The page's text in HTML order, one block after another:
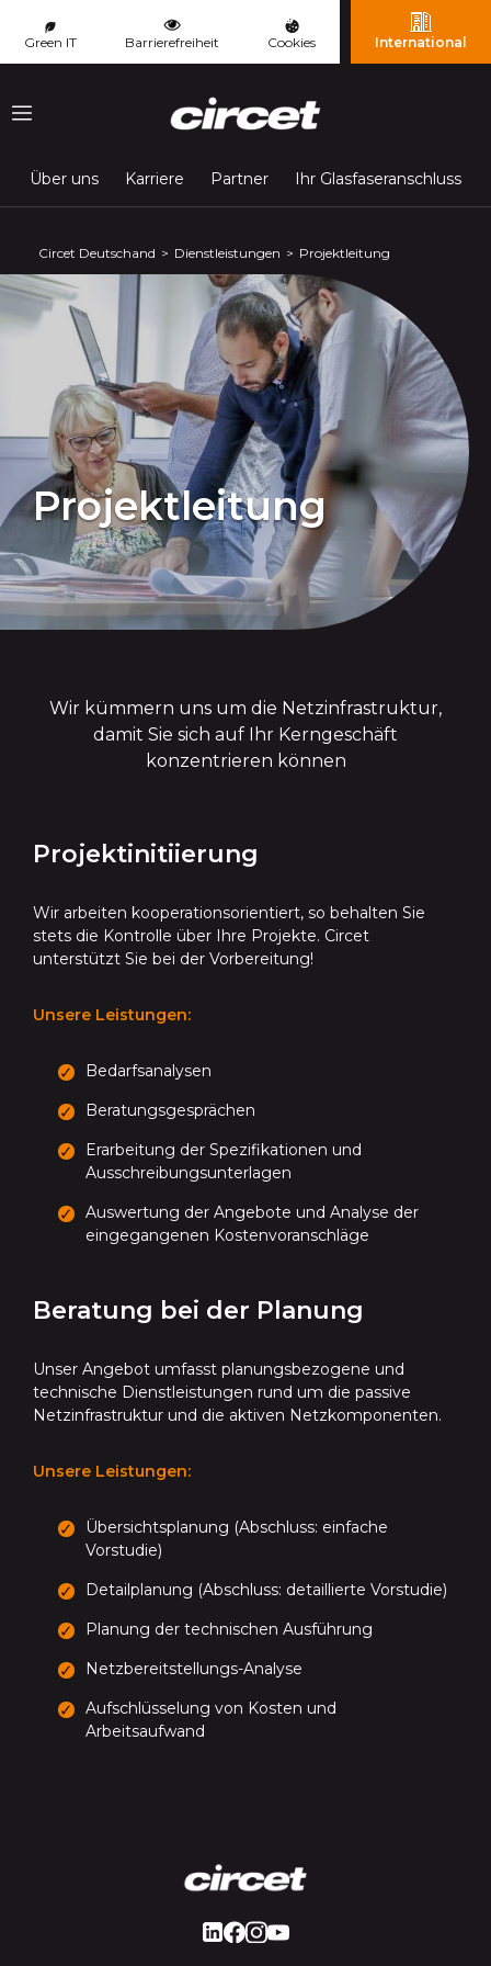
Green IT Barrierefreiheit Cookies International
Menu
Über uns Karriere Partner Ihr Glasfaseranschluss
Circet Deutschand Dienstleistungen Projektleitung
Projektleitung
Wir kümmern uns um die Netzinfrastruktur,
damit Sie sich auf Ihr Kerngeschäft
konzentrieren können
Projektinitiierung
Wir arbeiten kooperationsorientiert, so behalten Sie
stets die Kontrolle über Ihre Projekte. Circet
unterstützt Sie bei der Vorbereitung!
Unsere Leistungen:
Bedarfsanalysen
Beratungsgesprächen
Erarbeitung der Spezifikationen und
Ausschreibungsunterlagen
Auswertung der Angebote und Analyse der
eingegangenen Kostenvoranschläge
Beratung bei der Planung
Unser Angebot umfasst planungsbezogene und
technische Dienstleistungen rund um die passive
Netzinfrastruktur und die aktiven Netzkomponenten.
Unsere Leistungen:
Übersichtsplanung (Abschluss: einfache
Vorstudie)
Detailplanung (Abschluss: detaillierte Vorstudie)
Planung der technischen Ausführung
Netzbereitstellungs-Analyse
Aufschlüsselung von Kosten und
Arbeitsaufwand
LinkedIn
Facebook
Instagram
Youtube